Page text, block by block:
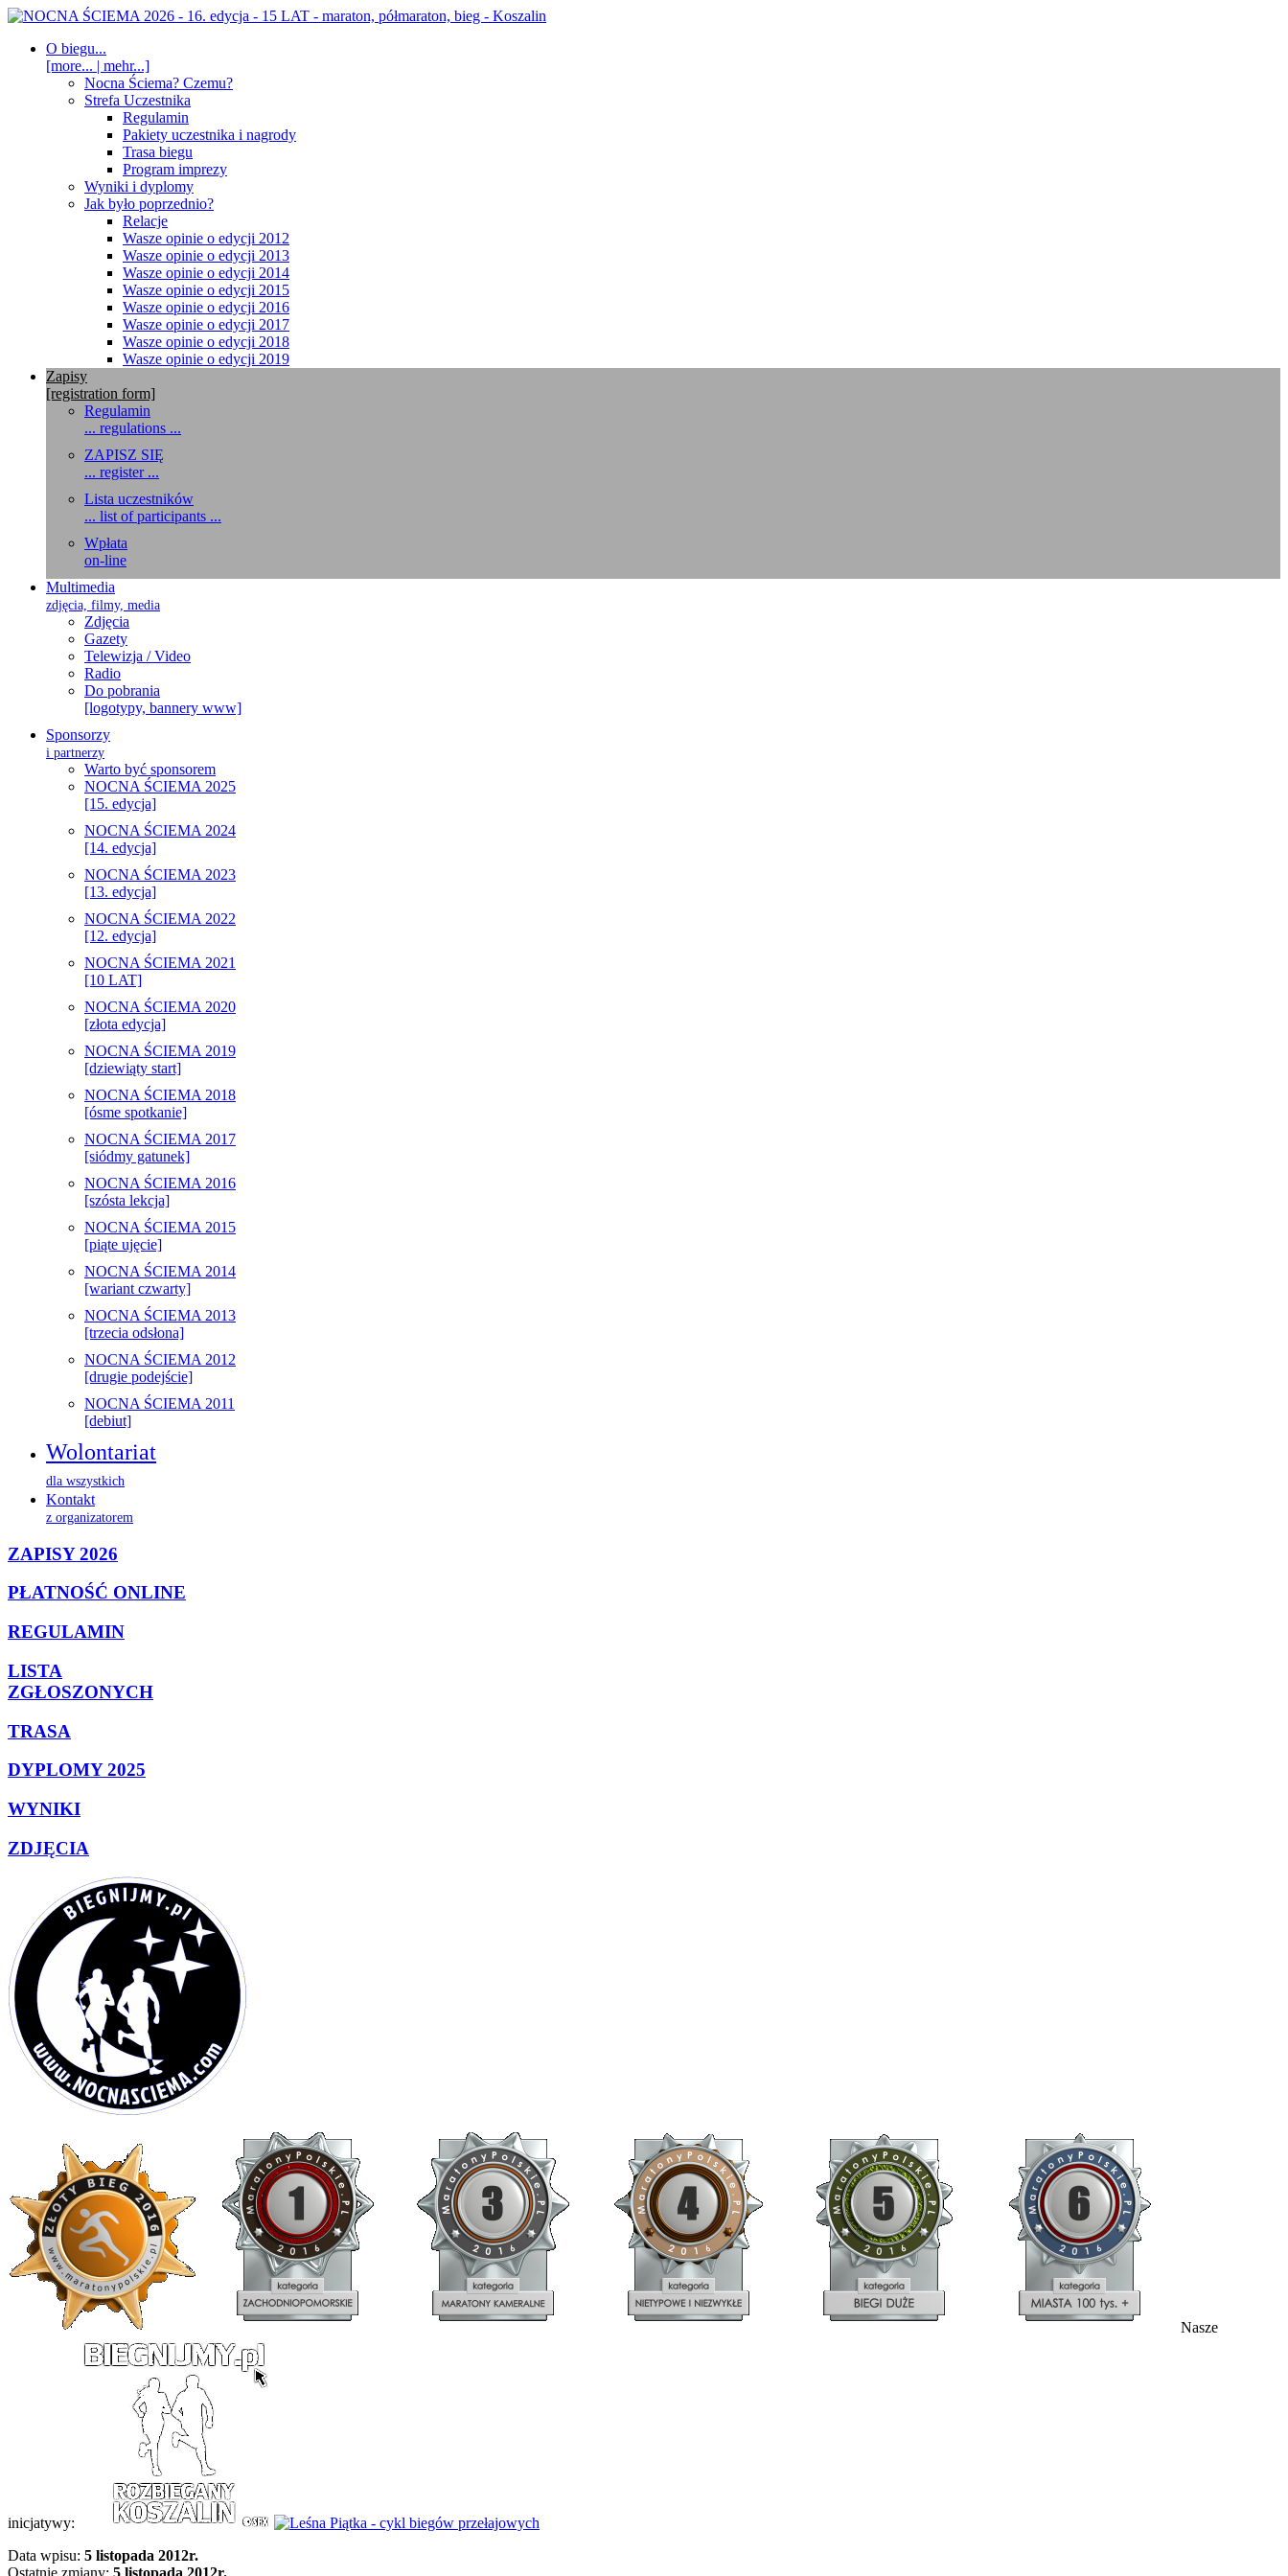
O biegu...
[more... | mehr...]
Nocna Ściema? Czemu?
Strefa Uczestnika
Regulamin
Pakiety uczestnika i nagrody
Trasa biegu
Program imprezy
Wyniki i dyplomy
Jak było poprzednio?
Relacje
Wasze opinie o edycji 2012
Wasze opinie o edycji 2013
Wasze opinie o edycji 2014
Wasze opinie o edycji 2015
Wasze opinie o edycji 2016
Wasze opinie o edycji 2017
Wasze opinie o edycji 2018
Wasze opinie o edycji 2019
Zapisy
[registration form]
Regulamin
... regulations ...
ZAPISZ SIĘ
... register ...
Lista uczestników
... list of participants ...
Wpłata
on-line
Multimedia
zdjęcia, filmy, media
Zdjęcia
Gazety
Telewizja / Video
Radio
Do pobrania
[logotypy, bannery www]
Sponsorzy
i partnerzy
Warto być sponsorem
NOCNA ŚCIEMA 2025
[15. edycja]
NOCNA ŚCIEMA 2024
[14. edycja]
NOCNA ŚCIEMA 2023
[13. edycja]
NOCNA ŚCIEMA 2022
[12. edycja]
NOCNA ŚCIEMA 2021
[10 LAT]
NOCNA ŚCIEMA 2020
[złota edycja]
NOCNA ŚCIEMA 2019
[dziewiąty start]
NOCNA ŚCIEMA 2018
[ósme spotkanie]
NOCNA ŚCIEMA 2017
[siódmy gatunek]
NOCNA ŚCIEMA 2016
[szósta lekcja]
NOCNA ŚCIEMA 2015
[piąte ujęcie]
NOCNA ŚCIEMA 2014
[wariant czwarty]
NOCNA ŚCIEMA 2013
[trzecia odsłona]
NOCNA ŚCIEMA 2012
[drugie podejście]
NOCNA ŚCIEMA 2011
[debiut]
Wolontariat
dla wszystkich
Kontakt
z organizatorem
ZAPISY 2026
PŁATNOŚĆ ONLINE
REGULAMIN
LISTA
ZGŁOSZONYCH
TRASA
DYPLOMY 2025
WYNIKI
ZDJĘCIA
Nasze
inicjatywy:
Data wpisu: 5 listopada 2012r.